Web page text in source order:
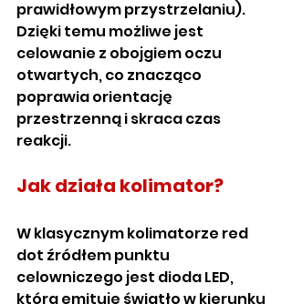
prawidłowym przystrzelaniu).
Dzięki temu możliwe jest
celowanie z obojgiem oczu
otwartych, co znacząco
poprawia orientację
przestrzenną i skraca czas
reakcji.
Jak działa kolimator?
W klasycznym kolimatorze red
dot źródłem punktu
celowniczego jest dioda LED,
która emituje światło w kierunku